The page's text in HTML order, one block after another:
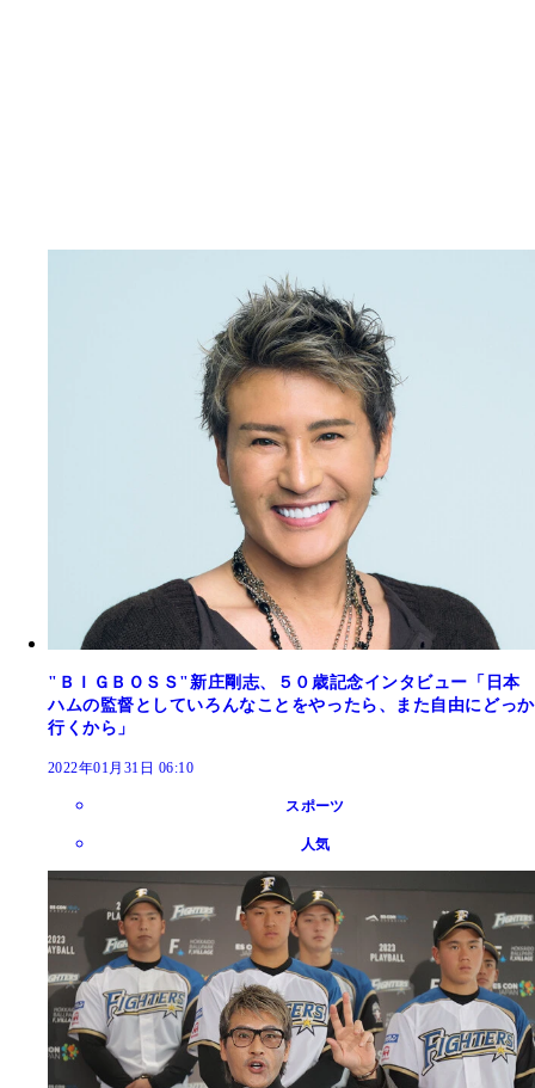
"ＢＩＧＢＯＳＳ"新庄剛志、５０歳記念インタビュー「日本
ハムの監督としていろんなことをやったら、また自由にどっか
行くから」
2022年01月31日 06:10
スポーツ
人気